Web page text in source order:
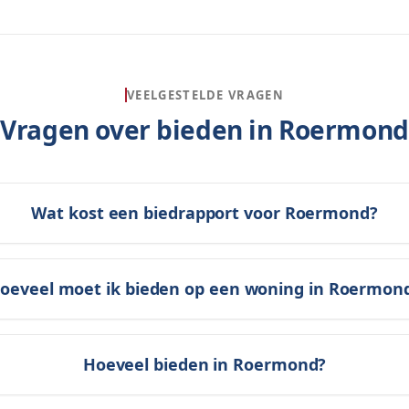
VEELGESTELDE VRAGEN
Vragen over bieden in Roermond
Wat kost een biedrapport voor Roermond?
moet ik bieden op een woning in
Hoeveel bieden in Roermond?